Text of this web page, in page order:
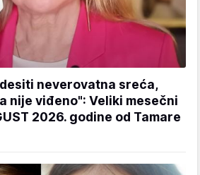
neverovatna sreća,
nije viđeno": Veliki mesečni
2026. godine od Tamare